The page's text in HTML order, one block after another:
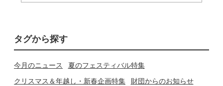
タグから探す
今月のニュース 夏のフェスティバル特集
クリスマス＆年越し・新春企画特集 財団からのお知らせ